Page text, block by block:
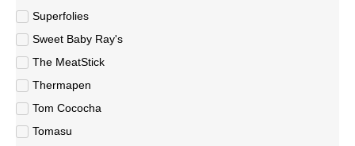
Superfolies
Sweet Baby Ray's
The MeatStick
Thermapen
Tom Cococha
Tomasu